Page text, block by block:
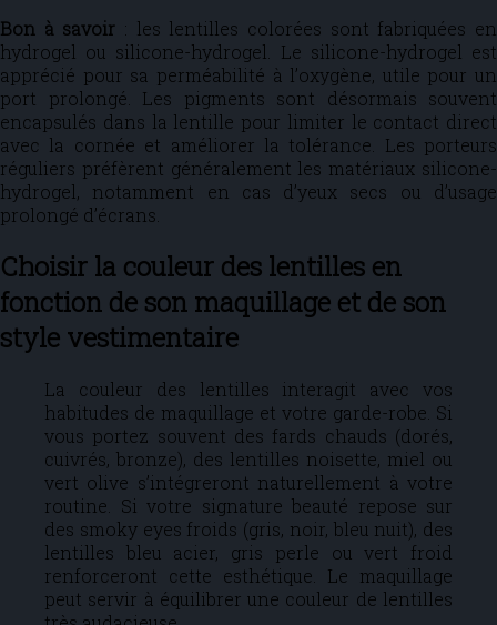
Bon à savoir : les lentilles colorées sont fabriquées en
hydrogel ou silicone-hydrogel. Le silicone-hydrogel est
apprécié pour sa perméabilité à l’oxygène, utile pour un
port prolongé. Les pigments sont désormais souvent
encapsulés dans la lentille pour limiter le contact direct
avec la cornée et améliorer la tolérance. Les porteurs
réguliers préfèrent généralement les matériaux silicone-
hydrogel, notamment en cas d’yeux secs ou d’usage
prolongé d’écrans.
Choisir la couleur des lentilles en
fonction de son maquillage et de son
style vestimentaire
La couleur des lentilles interagit avec vos
habitudes de maquillage et votre garde-robe. Si
vous portez souvent des fards chauds (dorés,
cuivrés, bronze), des lentilles noisette, miel ou
vert olive s’intégreront naturellement à votre
routine. Si votre signature beauté repose sur
des smoky eyes froids (gris, noir, bleu nuit), des
lentilles bleu acier, gris perle ou vert froid
renforceront cette esthétique. Le maquillage
peut servir à équilibrer une couleur de lentilles